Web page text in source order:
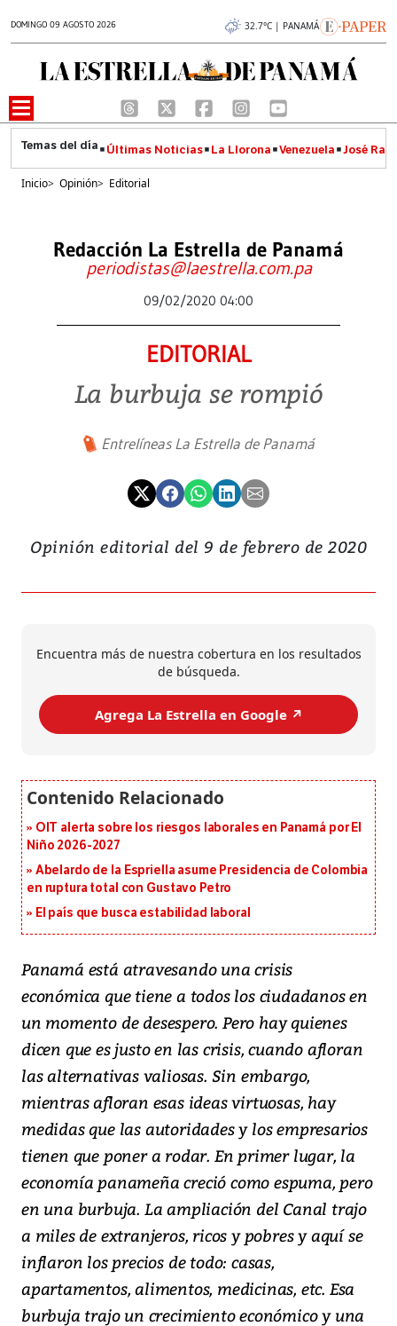
DOMINGO 09 AGOSTO 2026 32.7°C | PANAMÁ
Últimas Noticias La Llorona Venezuela José
Inicio> Opinión> Editorial
Redacción La Estrella de Panamá
periodistas@laestrella.com.pa
09/02/2020 04:00
EDITORIAL
La burbuja se rompió
Entrelíneas La Estrella de Panamá
Opinión editorial del 9 de febrero de 2020
Encuentra más de nuestra cobertura en los resultados
de búsqueda.
Agrega La Estrella en Google ↗️
OIT alerta sobre los riesgos laborales en Panamá por El
Niño 2026-2027
Abelardo de la Espriella asume Presidencia de Colombia
en ruptura total con Gustavo Petro
El país que busca estabilidad laboral
Panamá está atravesando una crisis
económica que tiene a todos los ciudadanos en
un momento de desespero. Pero hay quienes
dicen que es justo en las crisis, cuando afloran
las alternativas valiosas. Sin embargo,
mientras afloran esas ideas virtuosas, hay
medidas que las autoridades y los empresarios
tienen que poner a rodar. En primer lugar, la
economía panameña creció como espuma, pero
en una burbuja. La ampliación del Canal trajo
a miles de extranjeros, ricos y pobres y aquí se
inflaron los precios de todo: casas,
apartamentos, alimentos, medicinas, etc. Esa
burbuja trajo un crecimiento económico y una